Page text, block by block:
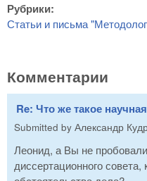
Рубрики:
Статьи и письма
Комментарии
Re: Что же такое
Submitted by Александр
Леонид, а Вы не
диссертационного